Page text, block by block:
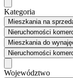
Kategoria
Mieszkaniana
Nieruchomości
Mieszkaniado
Nieruchomości
Województwo